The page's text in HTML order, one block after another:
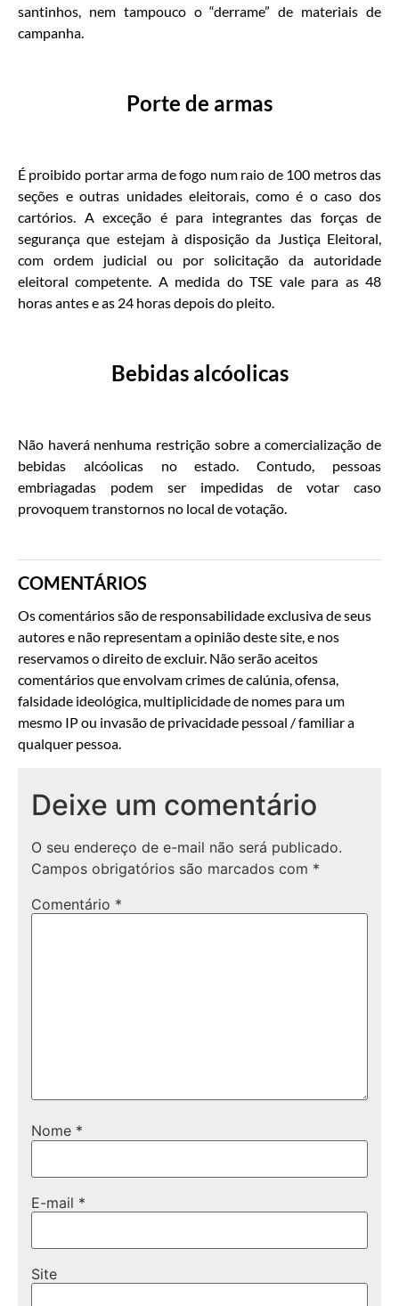
santinhos, nem tampouco o “derrame” de materiais de
campanha.
Porte de armas
É proibido portar arma de fogo num raio de 100 metros das
seções e outras unidades eleitorais, como é o caso dos
cartórios. A exceção é para integrantes das forças de
segurança que estejam à disposição da Justiça Eleitoral,
com ordem judicial ou por solicitação da autoridade
eleitoral competente. A medida do TSE vale para as 48
horas antes e as 24 horas depois do pleito.
Bebidas alcóolicas
Não haverá nenhuma restrição sobre a comercialização de
bebidas alcóolicas no estado. Contudo, pessoas
embriagadas podem ser impedidas de votar caso
provoquem transtornos no local de votação.
COMENTÁRIOS
Os comentários são de responsabilidade exclusiva de seus
autores e não representam a opinião deste site, e nos
reservamos o direito de excluir. Não serão aceitos
comentários que envolvam crimes de calúnia, ofensa,
falsidade ideológica, multiplicidade de nomes para um
mesmo IP ou invasão de privacidade pessoal / familiar a
qualquer pessoa.
Deixe um comentário
O seu endereço de e-mail não será publicado.
Campos obrigatórios são marcados com *
Comentário *
Nome *
E-mail *
Site